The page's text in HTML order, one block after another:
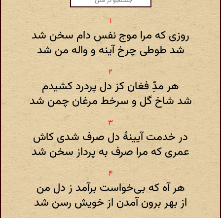
روزی که مرا موج نفس دام سخن شد
شد طوطی چرخ آینه و واله من شد
هر مدّ‌ِ فغان کز دل پردرد کشیدم
شد شاخ گل و سرخط مرغان چمن شد
در خدمت آیینهٔ دل صرف شدی کاش
عمری که مرا صرف به پرداز سخن شد
هر آه که بی‌خواست برآمد ز دل من
از بهر برون آمدن از خویش رسن شد